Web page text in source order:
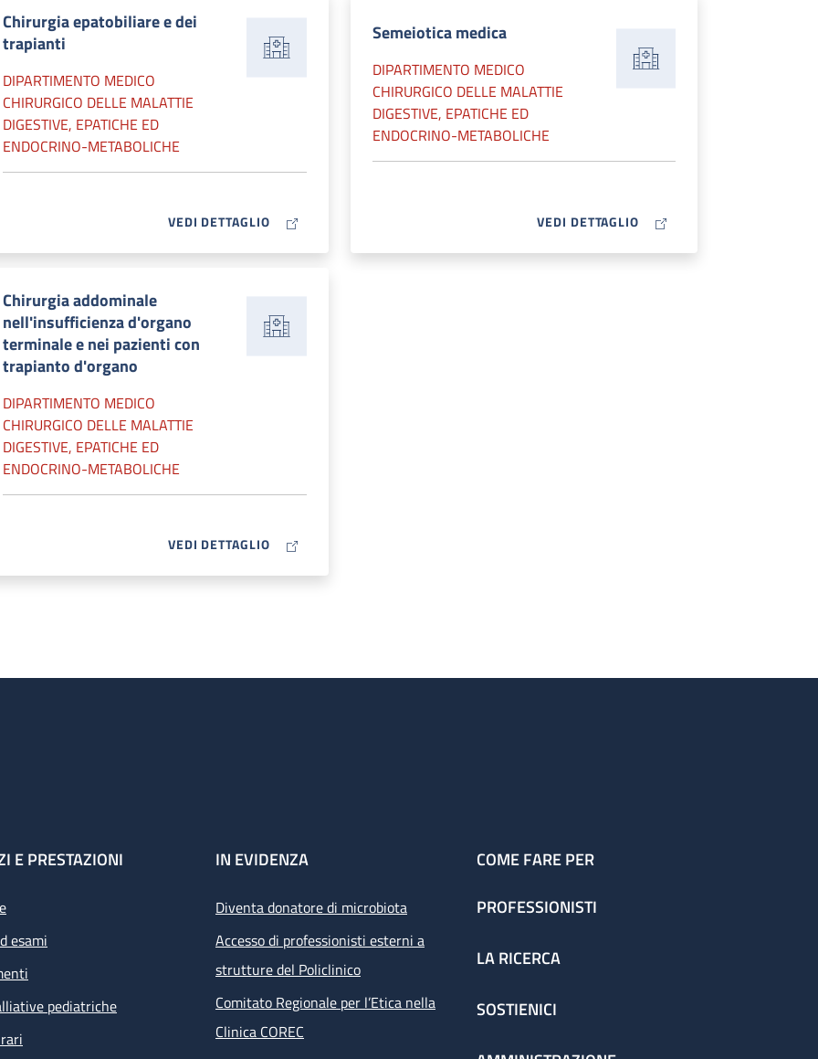
Chirurgia epatobiliare e dei
trapianti
DIPARTIMENTO MEDICO
CHIRURGICO DELLE MALATTIE
DIGESTIVE, EPATICHE ED
ENDOCRINO-METABOLICHE
VEDI DETTAGLIOMAP ICON
Semeiotica medica
DIPARTIMENTO MEDICO
CHIRURGICO DELLE MALATTIE
DIGESTIVE, EPATICHE ED
ENDOCRINO-METABOLICHE
VEDI DETTAGLIO MAP ICON
Chirurgia addominale
nell'insufficienza d'organo
terminale e nei pazienti con
trapianto d'organo
DIPARTIMENTO MEDICO
CHIRURGICO DELLE MALATTIE
DIGESTIVE, EPATICHE ED
ENDOCRINO-METABOLICHE
VEDI DETTAGLIOMAP ICON
E PRESTAZIONI
esami
pediatriche
IN EVIDENZA
Diventa donatore di microbiota
Accesso di professionisti esterni a
strutture del Policlinico
Comitato Regionale per l’Etica nella
Clinica COREC
COME FARE PER
PROFESSIONISTI
LA RICERCA
SOSTIENICI